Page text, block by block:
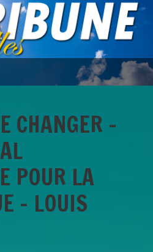
CHANGER -
POUR LA
- LOUIS